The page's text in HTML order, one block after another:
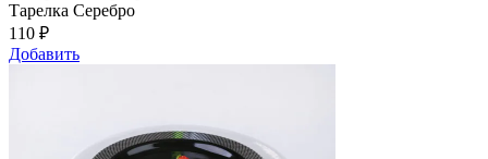
Тарелка Серебро
110 ₽
Добавить